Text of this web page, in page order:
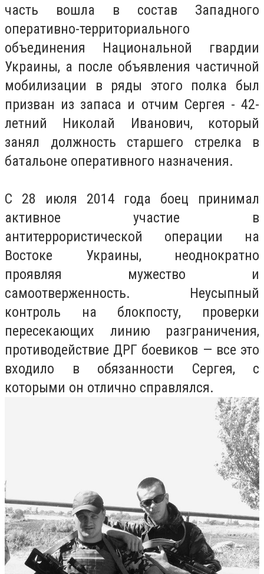
часть вошла в состав Западного
оперативно-территориального
объединения Национальной гвардии
Украины, а после объявления частичной
мобилизации в ряды этого полка был
призван из запаса и отчим Сергея - 42-
летний Николай Иванович, который
занял должность старшего стрелка в
батальоне оперативного назначения.
С 28 июля 2014 года боец принимал
активное участие в
антитеррористической операции на
Востоке Украины, неоднократно
проявляя мужество и
самоотверженность. Неусыпный
контроль на блокпосту, проверки
пересекающих линию разграничения,
противодействие ДРГ боевиков — все это
входило в обязанности Сергея, с
которыми он отлично справлялся.